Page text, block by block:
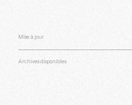
Mise à jour
Archives disponibles